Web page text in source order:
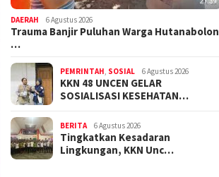
DAERAH 6 Agustus 2026
Trauma Banjir Puluhan Warga Hutanabolon
…
PEMRINTAH, SOSIAL 6 Agustus 2026
KKN 48 UNCEN GELAR
SOSIALISASI KESEHATAN…
BERITA 6 Agustus 2026
Tingkatkan Kesadaran
Lingkungan, KKN Unc…